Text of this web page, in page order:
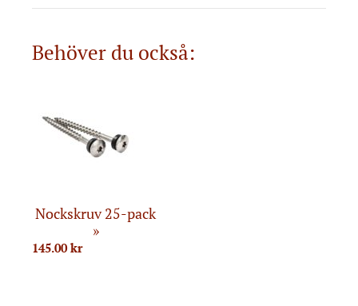
Behöver du också:
Nockskruv 25-pack
145.00kr